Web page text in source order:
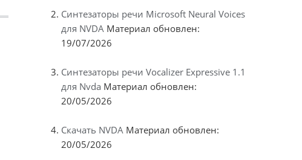
Синтезаторы речи Microsoft Neural Voices
для NVDA Материал обновлен:
19/07/2026
Синтезаторы речи Vocalizer Expressive 1.1
для Nvda Материал обновлен:
20/05/2026
Скачать NVDA Материал обновлен:
20/05/2026